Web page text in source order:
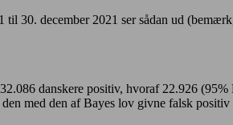
30. december 2021 ser sådan ud
danskere positiv, hvoraf 22.926
med den af Bayes lov givne falsk